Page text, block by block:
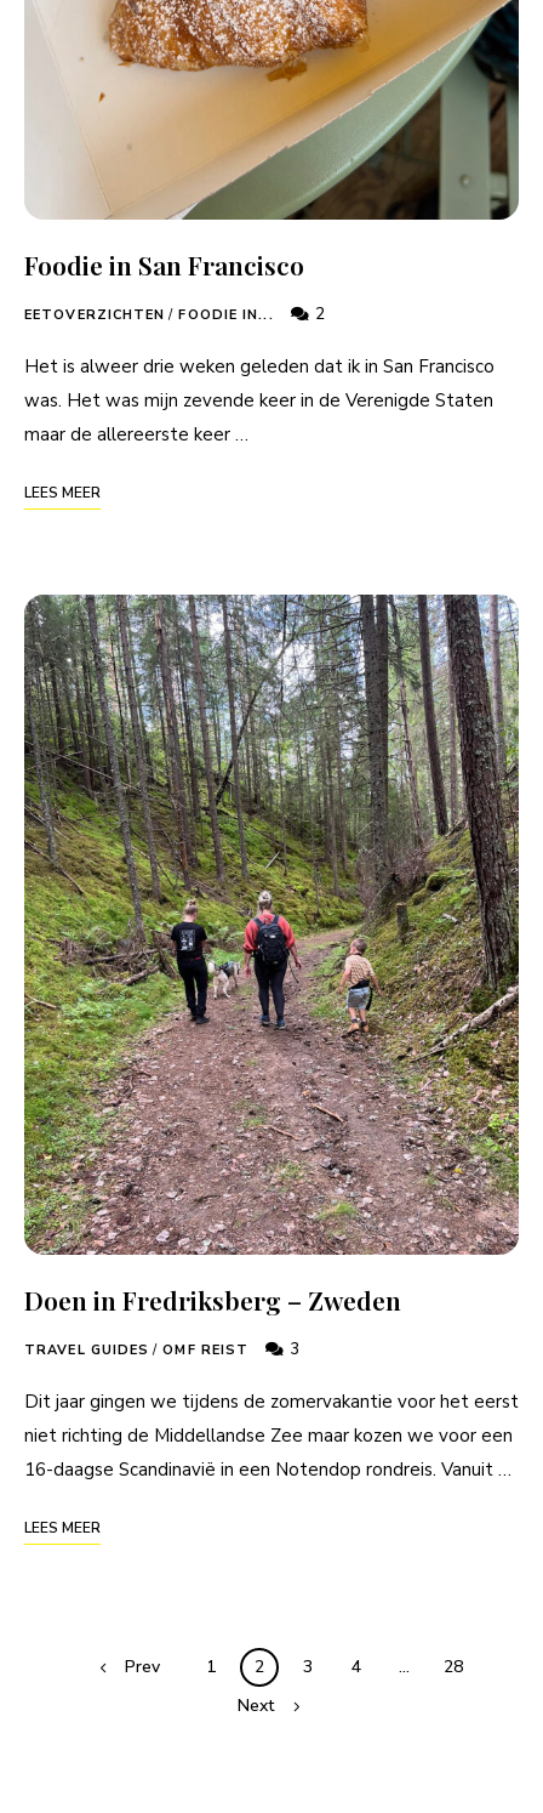
Foodie in San Francisco
EETOVERZICHTEN / FOODIE IN... 2
Het is alweer drie weken geleden dat ik in San Francisco
was. Het was mijn zevende keer in de Verenigde Staten
maar de allereerste keer …
LEES MEER
Doen in Fredriksberg – Zweden
TRAVEL GUIDES / OMF REIST 3
Dit jaar gingen we tijdens de zomervakantie voor het eerst
niet richting de Middellandse Zee maar kozen we voor een
16-daagse Scandinavië in een Notendop rondreis. Vanuit …
LEES MEER
Prev 1 2 3 4 …
28
Next